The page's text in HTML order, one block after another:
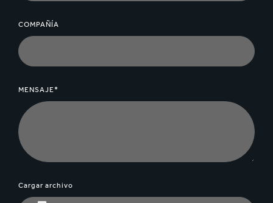
COMPAÑÍA
MENSAJE*
Cargar archivo